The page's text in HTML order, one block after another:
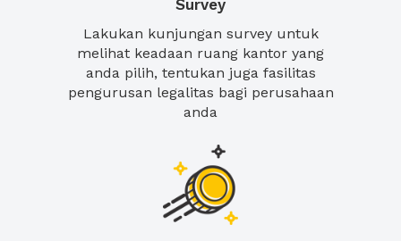
Survey
Lakukan kunjungan survey untuk
melihat keadaan ruang kantor yang
anda pilih, tentukan juga fasilitas
pengurusan legalitas bagi perusahaan
anda